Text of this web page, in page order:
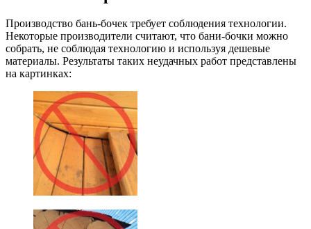
Производство бань-бочек требует соблюдения технологии.
Некоторые производители считают, что бани-бочки можно
собрать, не соблюдая технологию и используя дешевые
материалы. Результаты таких неудачных работ представлены
на картинках: